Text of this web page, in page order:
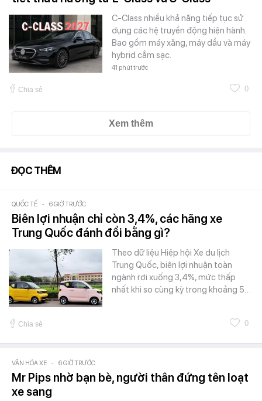
C-Class nhiều khả năng tiếp tục sử
dụng các hệ truyền động hiện hành.
Bao gồm máy xăng, máy dầu và máy
hybrid cắm sạc.
41 phút trước
Chia sẻ 0
Xem thêm
ĐỌC THÊM
QUỐC TẾ - 6 GIỜ TRƯỚC
Biên lợi nhuận chỉ còn 3,4%, các hãng xe
Trung Quốc đánh đổi bằng gì?
Theo dữ liệu Hiệp hội Xe du lịch
Trung Quốc, biên lợi nhuận toàn
ngành rơi xuống 3,4%, mức thấp
nhất khi so cùng kỳ trong khoảng 5…
Chia sẻ 0
VĂN HÓA XE - 6 GIỜ TRƯỚC
Mr Pips nhờ bạn bè, người thân đứng tên loạt
xe sang